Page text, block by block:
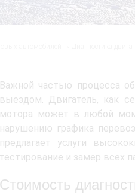
Важной частью процесса
выездом. Двигатель, как
мотора может в любой
нарушению графика
предлагает услуги
тестирование и замер всех
Стоимость